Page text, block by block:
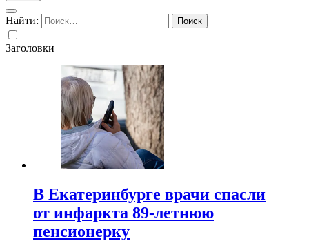
Найти:
Заголовки
В Екатеринбурге врачи спасли
от инфаркта 89-летнюю
пенсионерку